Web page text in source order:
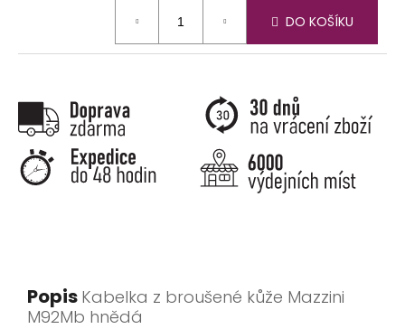
DO KOŠÍKU
Popis Kabelka z broušené kůže Mazzini
M92Mb hnědá